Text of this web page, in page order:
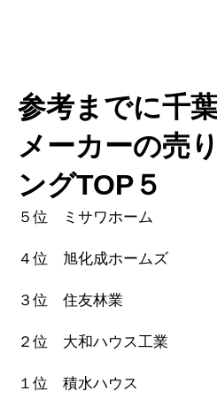
参考までに千
メーカーの売
ングTOP５
５位 ミサワホーム
４位 旭化成ホームズ
３位 住友林業
２位 大和ハウス工業
１位 積水ハウス